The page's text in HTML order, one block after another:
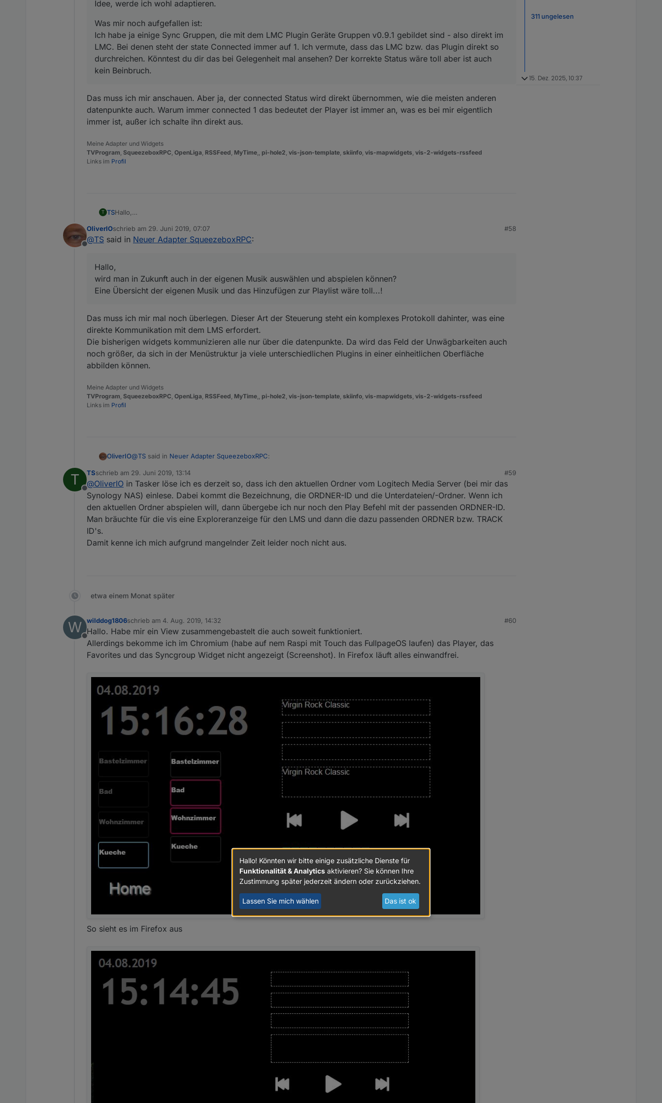
Idee, werde ich wohl adaptieren.
Was mir noch aufgefallen ist:
Ich habe ja einige Sync Gruppen, die mit dem LMC Plugin Geräte Gruppen v0.9.1 gebildet sind - also direkt im
LMC. Bei denen steht der state Connected immer auf 1. Ich vermute, dass das LMC bzw. das Plugin direkt so
durchreichen. Könntest du dir das bei Gelegenheit mal ansehen? Der korrekte Status wäre toll aber ist auch
kein Beinbruch.
Das muss ich mir anschauen. Aber ja, der connected Status wird direkt übernommen, wie die meisten anderen
datenpunkte auch. Warum immer connected 1 das bedeutet der Player ist immer an, was es bei mir eigentlich
immer ist, außer ich schalte ihn direkt aus.
Meine Adapter und Widgets
TVProgram SqueezeboxRPC OpenLiga RSSFeed MyTime pi-hole2 vis-json-template skiinfo vis-mapwidgets vis-2-widgets-rssfeed
Links im Profil
T TSHallo,
Eine Übersicht der eigenen Musik und das Hinzufügen zur Playlist wäre toll...!
Bislang steuere ich alles über selbstgebaute Tasker Apps, was aber extrem schwerfällig läuft, da Tasker nicht wirklich Telnet
kann.
Offline
OliverIOschrieb am 29. Juni 2019, 07:07
zuletzt editiert von
#58
@TS said in Neuer Adapter SqueezeboxRPC:
Hallo,
wird man in Zukunft auch in der eigenen Musik auswählen und abspielen können?
Eine Übersicht der eigenen Musik und das Hinzufügen zur Playlist wäre toll...!
Das muss ich mir mal noch überlegen. Dieser Art der Steuerung steht ein komplexes Protokoll dahinter, was eine
direkte Kommunikation mit dem LMS erfordert.
Die bisherigen widgets kommunizieren alle nur über die datenpunkte. Da wird das Feld der Unwägbarkeiten auch
noch größer, da sich in der Menüstruktur ja viele unterschiedlichen Plugins in einer einheitlichen Oberfläche
abbilden können.
Meine Adapter und Widgets
TVProgram, SqueezeboxRPC, OpenLiga, RSSFeed, MyTime,, pi-hole2, vis-json-template, skiinfo, vis-mapwidgets, vis-2-widgets-rssfeed
Links im Profil
OliverIO@TS said in Neuer Adapter SqueezeboxRPC:
Hallo,
wird man in Zukunft auch in der eigenen Musik auswählen und abspielen können?
Eine Übersicht der eigenen Musik und das Hinzufügen zur Playlist wäre toll...!
Das muss ich mir mal noch überlegen. Dieser Art der Steuerung steht ein komplexes Protokoll dahinter, was eine direkte
Kommunikation mit dem LMS erfordert.
Die bisherigen widgets kommunizieren alle nur über die datenpunkte. Da wird das Feld der Unwägbarkeiten auch noch
T
Offline
TSschrieb am 29. Juni 2019, 13:14
zuletzt editiert von
#59
@OliverIO in Tasker löse ich es derzeit so, dass ich den aktuellen Ordner vom Logitech Media Server (bei mir das
Synology NAS) einlese. Dabei kommt die Bezeichnung, die ORDNER-ID und die Unterdateien/-Ordner. Wenn ich
den aktuellen Ordner abspielen will, dann übergebe ich nur noch den Play Befehl mit der passenden ORDNER-ID.
Man bräuchte für die vis eine Exploreranzeige für den LMS und dann die dazu passenden ORDNER bzw. TRACK
ID's.
Damit kenne ich mich aufgrund mangelnder Zeit leider noch nicht aus.
etwa einem Monat später
W
Offline
wilddog1806schrieb am 4. Aug. 2019, 14:32
zuletzt editiert von
#60
Hallo. Habe mir ein View zusammengebastelt die auch soweit funktioniert.
Allerdings bekomme ich im Chromium (habe auf nem Raspi mit Touch das FullpageOS laufen) das Player, das
Favorites und das Syncgroup Widget nicht angezeigt (Screenshot). In Firefox läuft alles einwandfrei.
So sieht es im Firefox aus
311 ungelesen
15. Dez. 2025, 10:37
Hallo! Könnten wir bitte einige zusätzliche Dienste für
Funktionalität & Analytics aktivieren? Sie können Ihre
Zustimmung später jederzeit ändern oder zurückziehen.
Lassen Sie mich wählen Das ist ok